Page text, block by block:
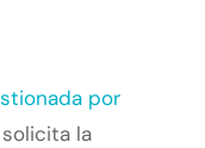
por
la